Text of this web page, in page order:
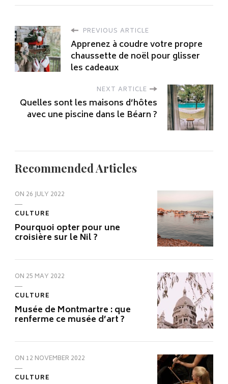
PREVIOUS ARTICLE
Apprenez à coudre votre propre
chaussette de noël pour glisser
les cadeaux
NEXT ARTICLE
Quelles sont les maisons d’hôtes
avec une piscine dans le Béarn ?
Recommended Articles
ON 26 JULY 2022
CULTURE
Pourquoi opter pour une
croisière sur le Nil ?
ON 25 MAY 2022
CULTURE
Musée de Montmartre : que
renferme ce musée d’art ?
ON 12 NOVEMBER 2022
CULTURE